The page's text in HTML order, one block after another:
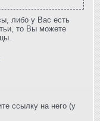
либо у Вас есть
то Вы можете
ссылку на него (у